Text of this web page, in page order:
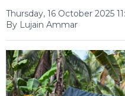
Thursday, 16 October 2025
By Lujain Ammar